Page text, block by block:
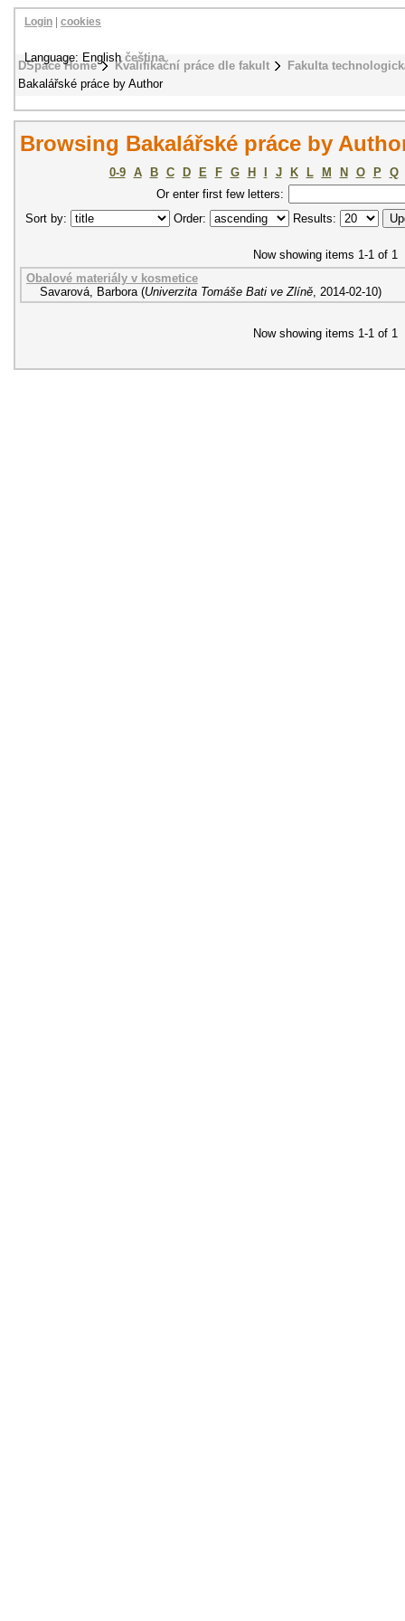
DSpace Home Kvalifikační práce dle fakult
Fakulta
Bakalářské práce by Author
Login cookies
Language: Englishčeština
Browsing Bakalářské práce by
0-9 A B C D E F G H J K L M N O P
Q
Or enter first few letters:
Sort by:
Order: Results:
Now showing items 1-1 of 1
Obalové materiály v kosmetice
Savarová, Barbora (Univerzita Tomáše Bati ve Zlíně, 2014-02-10)
Now showing items 1-1 of 1